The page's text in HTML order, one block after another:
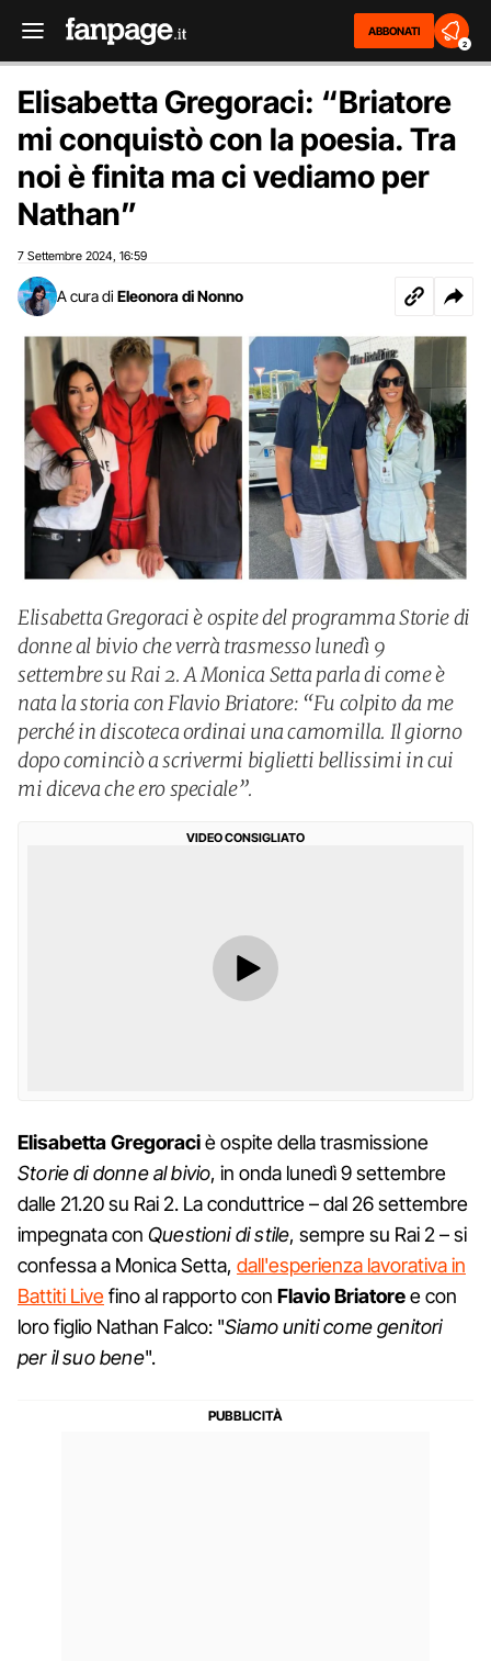
ABBONATI
2
Elisabetta Gregoraci: “Briatore
mi conquistò con la poesia. Tra
noi è finita ma ci vediamo per
Nathan”
7 Settembre 2024 16:59
A cura di Eleonora di Nonno
Elisabetta Gregoraci è ospite del programma Storie di
donne al bivio che verrà trasmesso lunedì 9
settembre su Rai 2. A Monica Setta parla di come è
nata la storia con Flavio Briatore: “Fu colpito da me
perché in discoteca ordinai una camomilla. Il giorno
dopo cominciò a scrivermi biglietti bellissimi in cui
mi diceva che ero speciale”.
VIDEO CONSIGLIATO
Elisabetta Gregoraciè ospite della trasmissione
Storie di donne al bivio, in onda lunedì 9 settembre
dalle 21.20 su Rai 2. La conduttrice – dal 26 settembre
impegnata con Questioni di stile, sempre su Rai 2 – si
confessa a Monica Setta, dall'esperienza lavorativa in
Battiti Livefino al rapporto con FlavioBriatoree con
loro figlio Nathan Falco: "Siamo uniti come genitori
per il suo bene".